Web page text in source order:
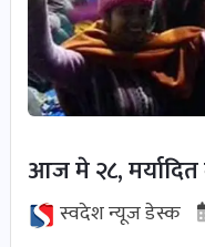
शिक्षा
खबर
पोष्ट
बिपद-
जोखिम
आज मे २८,
स्वदेश न्यूज डेस्क